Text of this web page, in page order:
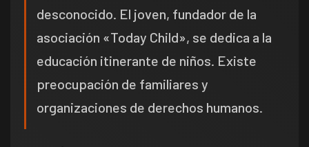
desconocido. El joven, fundador de la
asociación «Today Child», se dedica a la
educación itinerante de niños. Existe
preocupación de familiares y
organizaciones de derechos humanos.